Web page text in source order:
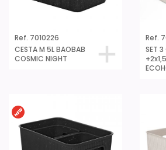
Ref. 7010226
CESTA M 5L BAOBAB
COSMIC NIGHT
Ref.
SET 3